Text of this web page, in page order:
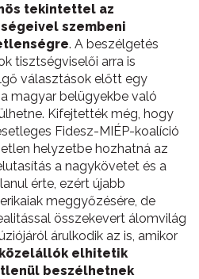
tekintettel az
szembeni
. A beszélgetés
tisztségviselői arra is
választások előtt egy
magyar belügyekbe való
Kifejtették még, hogy
Fidesz-MIÉP-koalíció
helyzetbe hozhatná az
a nagykövetet és a
érte, ezért újabb
meggyőzésére, de
összekevert álomvilág
árulkodik az is, amikor
közelállók elhitetik
beszélhetnek